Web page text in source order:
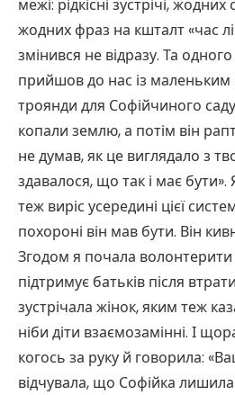
межі: рідкісні зустрічі,
жодних фраз на кшталт «час
змінився не відразу. Та
прийшов до нас із
троянди для Софійчиного
копали землю, а потім він
не думав, як це виглядало з
здавалося, що так і має бути».
теж виріс усередині цієї
похороні він мав бути. Він
Згодом я почала волонтерити
підтримує батьків після
зустрічала жінок, яким теж
ніби діти взаємозамінні. І
когось за руку й говорила:
відчувала, що Софійка лишила